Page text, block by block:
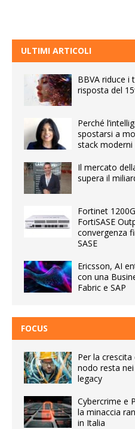
ULTIMI ARTICOLI
BBVA riduce i
risposta del
Perché
spostarsi a
stack moderni
Il mercato
supera il
Fortinet
FortiSASE
convergenza
SASE
Ericsson, AI
con una
Fabric e SAP
FOCUS
Per la crescita
nodo resta
legacy
Cybercrime e
la minaccia
in Italia